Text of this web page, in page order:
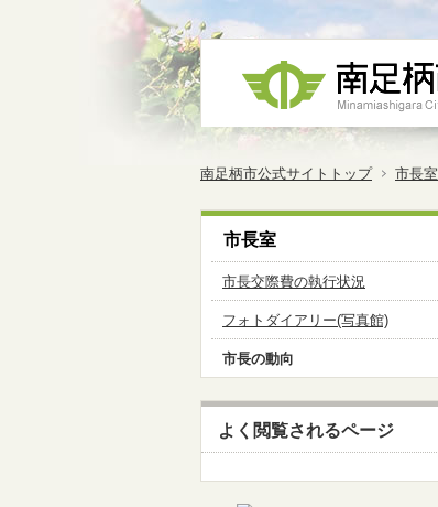
南足柄市公式サイトトップ 市長室
市長室
市長交際費の執行状況
フォトダイアリー(写真館)
市長の動向
よく閲覧されるページ